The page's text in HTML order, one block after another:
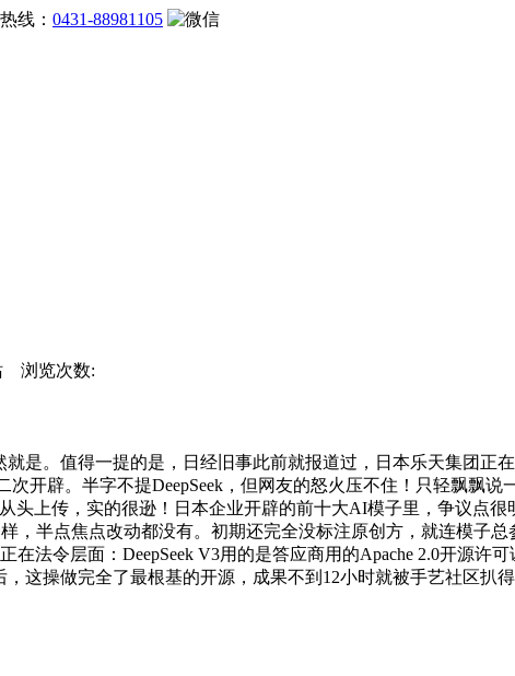
线： 0431-88981105
浏览次数:
。值得一提的是，日经旧事此前就报道过，日本乐天集团正在
次开辟。半字不提DeepSeek，但网友的怒火压不住！只轻飘飘
头上传，实的很逊！日本企业开辟的前十大AI模子里，争议点
，半点焦点改动都没有。初期还完全没标注原创方，就连模子
在法令层面：DeepSeek V3用的是答应商用的Apache 2.0开源许
这操做完全了最根基的开源，成果不到12小时就被手艺社区扒得